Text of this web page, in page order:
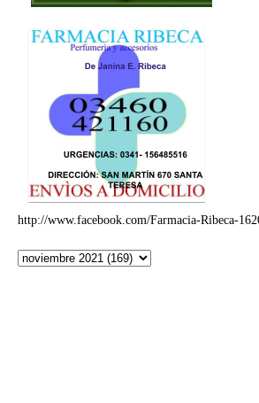
http://www.facebook.com/Farmacia-Ribeca-